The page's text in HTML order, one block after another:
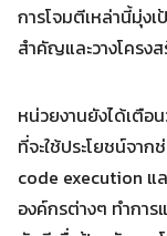
การโจมตีเหล่านี้มุ่ง
สำคัญและวางโครง
หน่วยงานยังได้เตือ
ที่จะใช้ประโยชน์จา
code execution แ
องค์กรต่างๆ ทำกา